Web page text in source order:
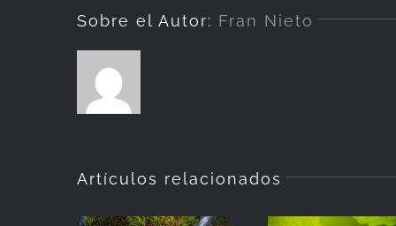
Sobre el Autor: Fran Nieto
Artículos relacionados